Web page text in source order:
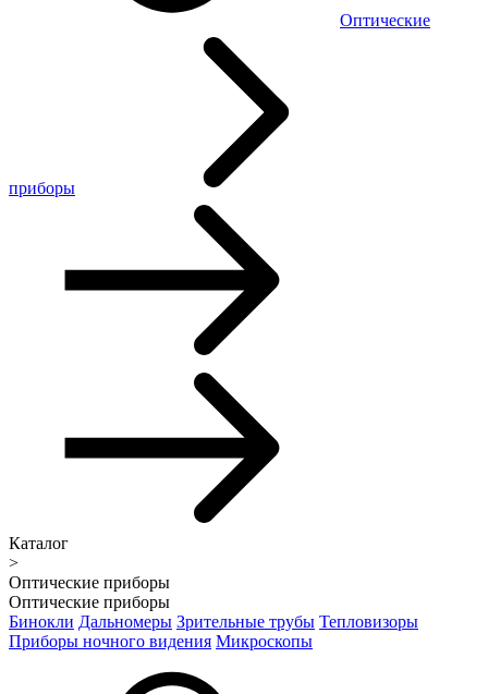
Оптические
приборы
Каталог
>
Оптические приборы
Оптические приборы
Бинокли Дальномеры Зрительные трубы Тепловизоры
Приборы ночного видения Микроскопы